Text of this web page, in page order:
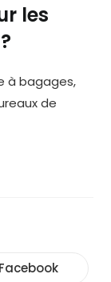
les
à bagages,
de
CONTENU
Ouvrir
Facebook